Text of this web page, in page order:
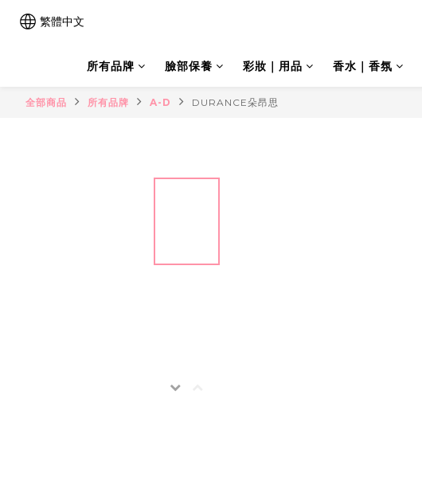
繁體中文
所有品牌 臉部保養 彩妝｜用品 香水｜香氛
全部商品 所有品牌 A-D DURANCE朵昂思